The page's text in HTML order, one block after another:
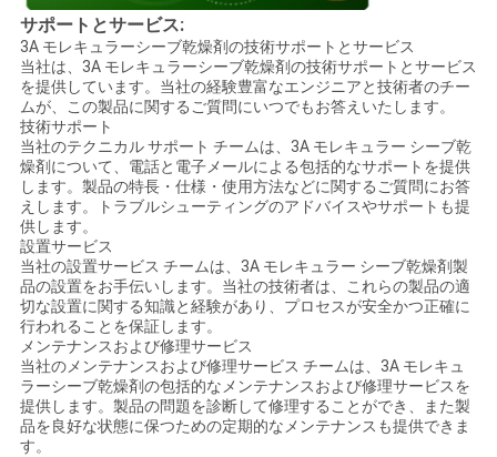
る
地
図
PRIVACY
POLICY
サポートとサービス:
3A モレキュラーシーブ乾燥剤の技術サポートとサービス
当社は、3A モレキュラーシーブ乾燥剤の技術サポートとサービス
を提供しています。当社の経験豊富なエンジニアと技術者のチー
ムが、この製品に関するご質問にいつでもお答えいたします。
技術サポート
当社のテクニカル サポート チームは、3A モレキュラー シーブ乾
燥剤について、電話と電子メールによる包括的なサポートを提供
します。製品の特長・仕様・使用方法などに関するご質問にお答
えします。トラブルシューティングのアドバイスやサポートも提
供します。
設置サービス
当社の設置サービス チームは、3A モレキュラー シーブ乾燥剤製
品の設置をお手伝いします。当社の技術者は、これらの製品の適
切な設置に関する知識と経験があり、プロセスが安全かつ正確に
行われることを保証します。
メンテナンスおよび修理サービス
当社のメンテナンスおよび修理サービス チームは、3A モレキュ
ラーシーブ乾燥剤の包括的なメンテナンスおよび修理サービスを
提供します。製品の問題を診断して修理することができ、また製
品を良好な状態に保つための定期的なメンテナンスも提供できま
す。